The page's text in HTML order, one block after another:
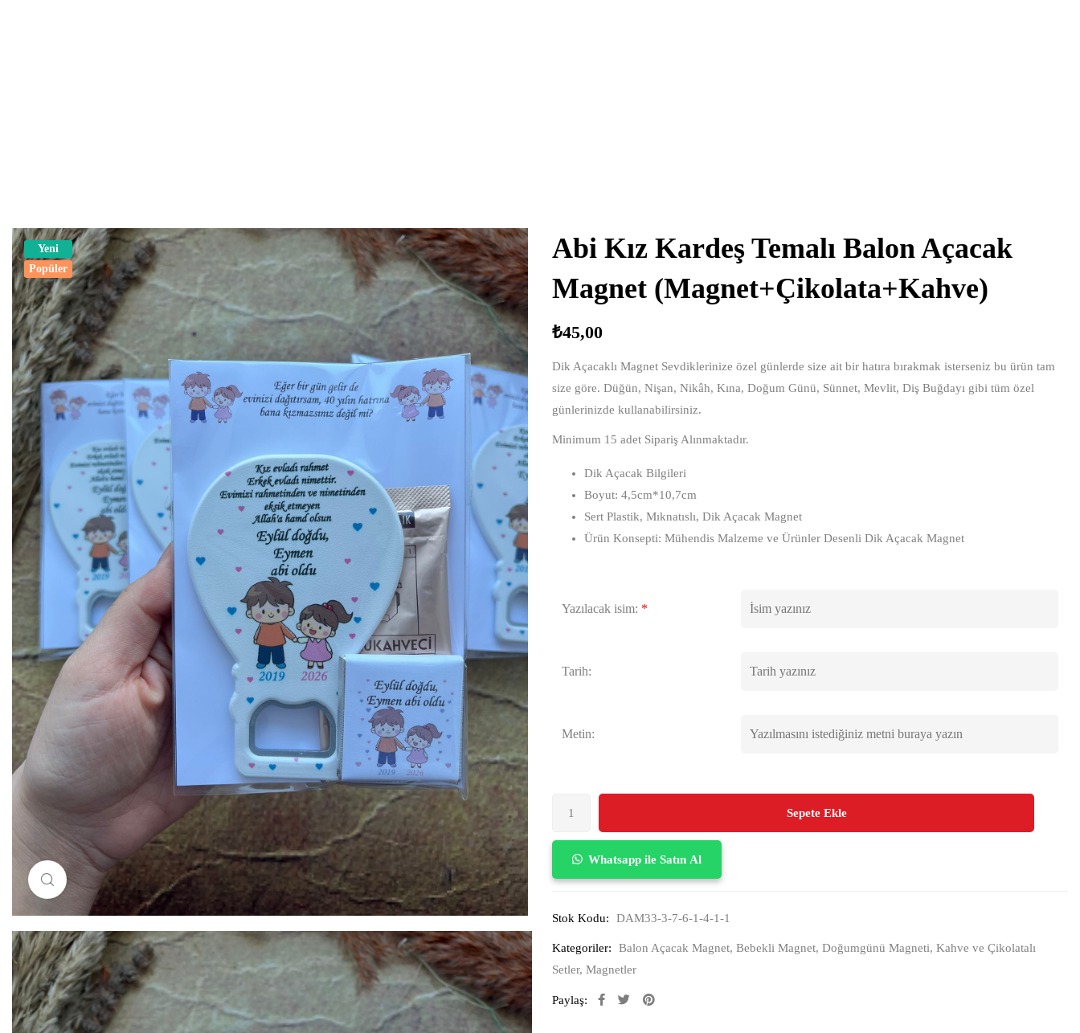
Yeni
Popüler
Resimi büyütmek için tıklayın
Abi Kız Kardeş Temalı Balon Açacak
Magnet (Magnet+Çikolata+Kahve)
₺45,00
Dik Açacaklı Magnet Sevdiklerinize özel günlerde size ait bir hatıra bırakmak isterseniz bu ürün tam
size göre. Düğün, Nişan, Nikâh, Kına, Doğum Günü, Sünnet, Mevlit, Diş Buğdayı gibi tüm özel
günlerinizde kullanabilirsiniz.
Minimum 15 adet Sipariş Alınmaktadır.
Dik Açacak Bilgileri
Boyut: 4,5cm*10,7cm
Sert Plastik, Mıknatıslı, Dik Açacak Magnet
Ürün Konsepti: Mühendis Malzeme ve Ürünler Desenli Dik Açacak Magnet
Yazılacak isim: *
Tarih:
Metin:
Sepete Ekle
Whatsapp ile Satın Al
Stok Kodu: DAM33-3-7-6-1-4-1-1
Kategoriler: Balon Açacak Magnet, Bebekli Magnet, Doğumgünü Magneti, Kahve ve Çikolatalı
Setler, Magnetler
Paylaş: